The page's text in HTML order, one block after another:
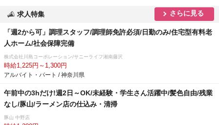
求人特集 さらに見る
「週2から可」調理スタッフ/調理師免許必須/日勤のみ/住宅型有料老
人ホーム/社会保障完備
株式会社川島コーポレーション/サニーライフ湘南藤沢
時給1,225円～1,300円
アルバイト・パート / 神奈川県
午前中の3hだけ!週2日～OK/未経験・学生さん活躍中/髪色自由/残業
なし/豚山/ラーメン店の仕込み・清掃
豚山 中野店